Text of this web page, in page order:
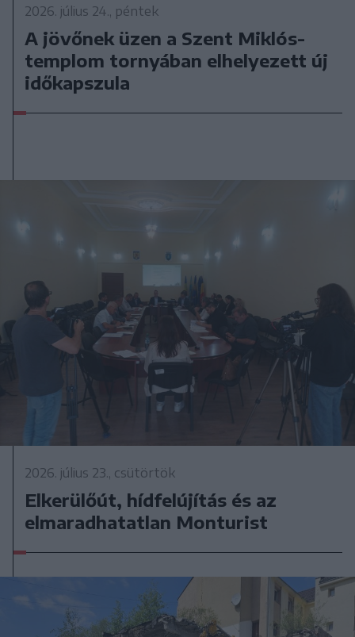
2026. július 24., péntek
A jövőnek üzen a Szent Miklós-
templom tornyában elhelyezett új
időkapszula
2026. július 23., csütörtök
Elkerülőút, hídfelújítás és az
elmaradhatatlan Monturist